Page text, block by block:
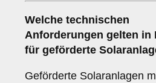
Welche technischen
Anforderungen gelten in
für geförderte
Geförderte Solaranlagen